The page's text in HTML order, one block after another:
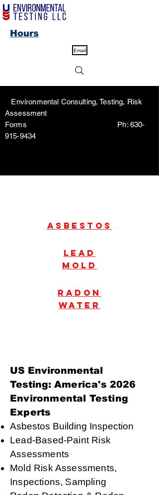
Email
Environmental Consulting, Testing, Risk
Assessment
Forms Ph: 630-
915-9434
Hours
Asbestos
Lead
mold
radon
water
US Environmental
Testing: America's 2026
Environmental Testing
Experts
Asbestos Building Inspection
Lead-Based-Paint Risk
Assessments
Mold Risk Assessments,
Inspections, Sampling